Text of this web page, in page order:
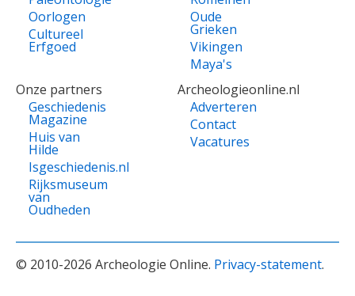
Oorlogen
Cultureel
Erfgoed
Oude
Grieken
Vikingen
Maya's
Onze partners
Geschiedenis
Magazine
Huis van
Hilde
Isgeschiedenis.nl
Rijksmuseum
van
Oudheden
Archeologieonline.nl
Adverteren
Contact
Vacatures
© 2010-2026 Archeologie Online. Privacy-statement.